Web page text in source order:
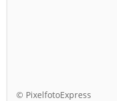
© PixelfotoExpress